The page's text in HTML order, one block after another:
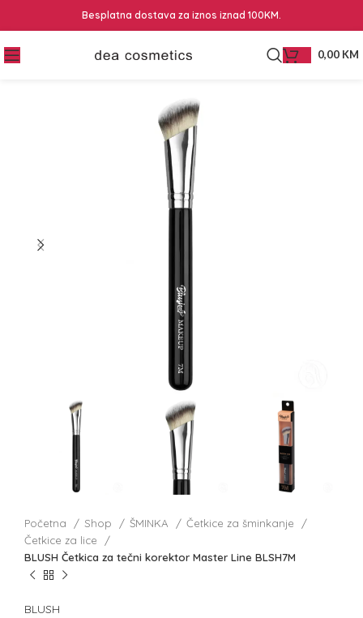
Besplatna dostava za iznos iznad 100KM.
0,00 KM
Početna Shop ŠMINKA
Četkice za šminkanje
Četkice za lice
BLUSH Četkica za tečni korektor Master Line BLSH7M
BLUSH